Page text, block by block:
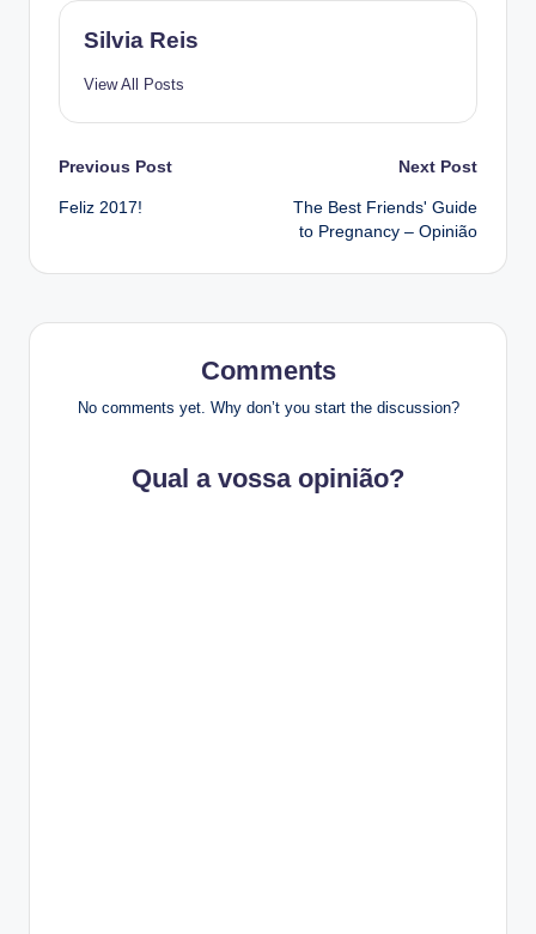
Silvia Reis
View All Posts
Post
navigation
Previous Post
Feliz 2017!
Next Post
The Best Friends' Guide
to Pregnancy – Opinião
Comments
No comments yet. Why don’t you start the discussion?
Qual a vossa opinião?